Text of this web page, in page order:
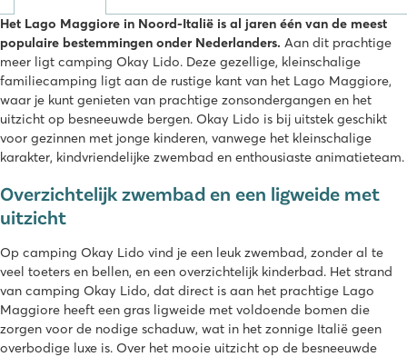
Het Lago Maggiore in Noord-Italië is al jaren één van de meest
populaire bestemmingen onder Nederlanders. Aan dit prachtige
meer ligt camping Okay Lido. Deze gezellige, kleinschalige
familiecamping ligt aan de rustige kant van het Lago Maggiore,
waar je kunt genieten van prachtige zonsondergangen en het
uitzicht op besneeuwde bergen. Okay Lido is bij uitstek geschikt
voor gezinnen met jonge kinderen, vanwege het kleinschalige
karakter, kindvriendelijke zwembad en enthousiaste animatieteam.
Overzichtelijk zwembad en een ligweide met
uitzicht
Op camping Okay Lido vind je een leuk zwembad, zonder al te
veel toeters en bellen, en een overzichtelijk kinderbad. Het strand
van camping Okay Lido, dat direct is aan het prachtige Lago
Maggiore heeft een gras ligweide met voldoende bomen die
zorgen voor de nodige schaduw, wat in het zonnige Italië geen
overbodige luxe is. Over het mooie uitzicht op de besneeuwde